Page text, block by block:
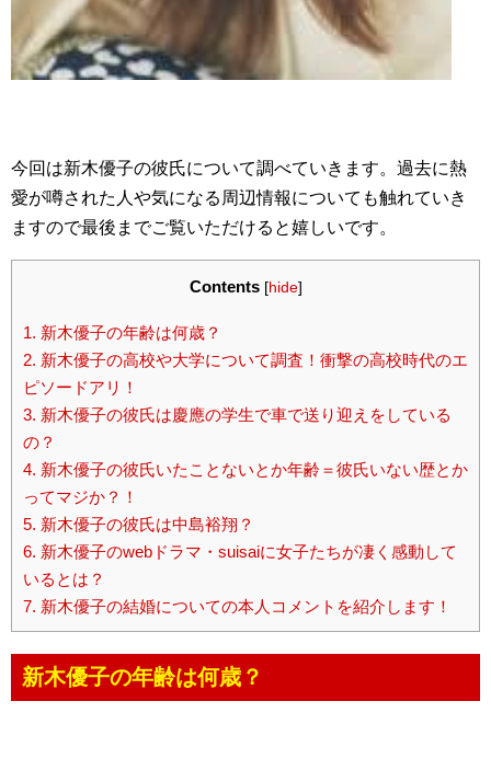
今回は新木優子の彼氏について調べていきます。過去に熱
愛が噂された人や気になる周辺情報についても触れていき
ますので最後までご覧いただけると嬉しいです。
Contents [hide]
1. 新木優子の年齢は何歳？
2. 新木優子の高校や大学について調査！衝撃の高校時代のエ
ピソードアリ！
3. 新木優子の彼氏は慶應の学生で車で送り迎えをしている
の？
4. 新木優子の彼氏いたことないとか年齢＝彼氏いない歴とか
ってマジか？！
5. 新木優子の彼氏は中島裕翔？
6. 新木優子のwebドラマ・suisaiに女子たちが凄く感動して
いるとは？
7. 新木優子の結婚についての本人コメントを紹介します！
新木優子の年齢は何歳？